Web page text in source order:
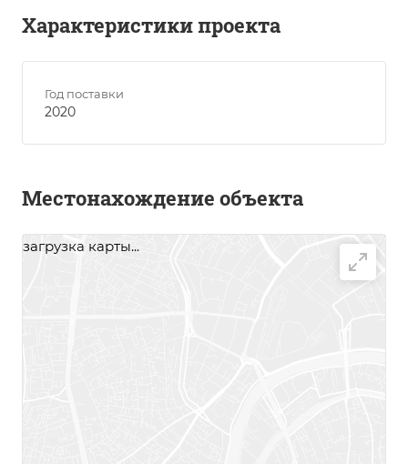
Характеристики проекта
Год поставки
2020
Местонахождение объекта
загрузка карты...